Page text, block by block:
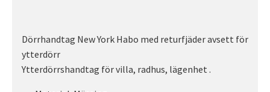
Dörrhandtag New York Habo med returfjäder avsett för
ytterdörr
Ytterdörrshandtag för villa, radhus, lägenhet .